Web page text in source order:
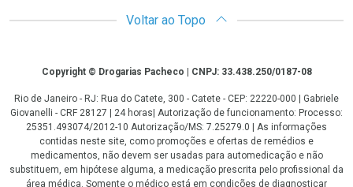
Voltar ao Topo
CopyrightCopyright © Drogarias Pacheco | CNPJ: 33.438.250/0187-08
Rio de Janeiro - RJ: Rua do Catete, 300 - Catete - CEP: 22220-000 | Gabriele
Giovanelli - CRF 28127 | 24 horas| Autorização de funcionamento: Processo:
25351.493074/2012-10 Autorização/MS: 7.25279.0 | As informações
contidas neste site, como promoções e ofertas de remédios e
medicamentos, não devem ser usadas para automedicação e não
substituem, em hipótese alguma, a medicação prescrita pelo profissional da
área médica. Somente o médico está em condições de diagnosticar